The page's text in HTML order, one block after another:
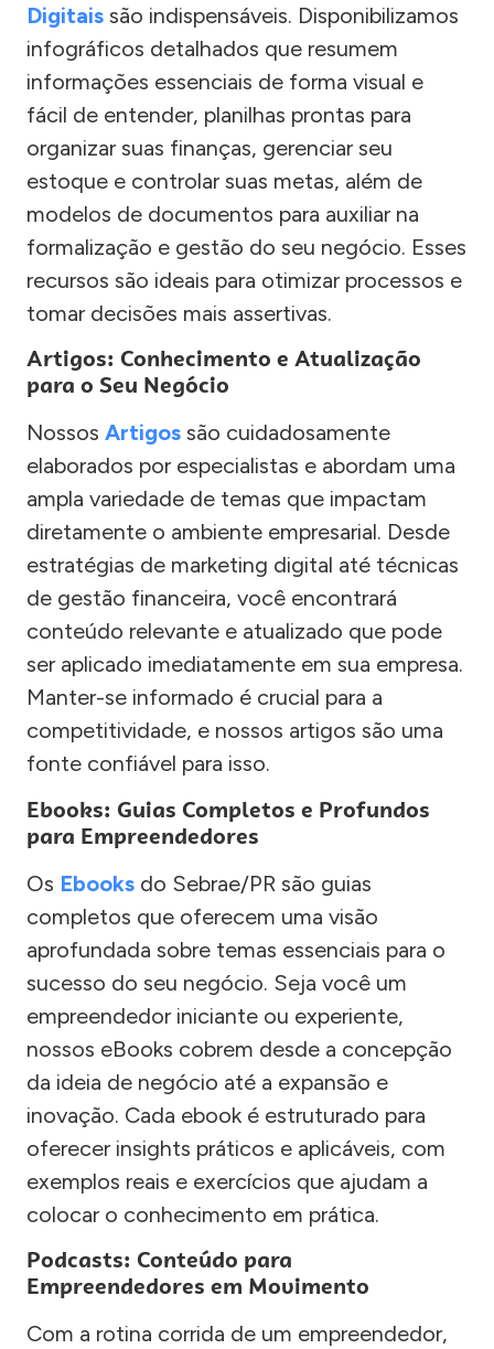
Digitais são indispensáveis. Disponibilizamos
infográficos detalhados que resumem
informações essenciais de forma visual e
fácil de entender, planilhas prontas para
organizar suas finanças, gerenciar seu
estoque e controlar suas metas, além de
modelos de documentos para auxiliar na
formalização e gestão do seu negócio. Esses
recursos são ideais para otimizar processos e
tomar decisões mais assertivas.
Artigos: Conhecimento e Atualização
para o Seu Negócio
Nossos Artigos são cuidadosamente
elaborados por especialistas e abordam uma
ampla variedade de temas que impactam
diretamente o ambiente empresarial. Desde
estratégias de marketing digital até técnicas
de gestão financeira, você encontrará
conteúdo relevante e atualizado que pode
ser aplicado imediatamente em sua empresa.
Manter-se informado é crucial para a
competitividade, e nossos artigos são uma
fonte confiável para isso.
Ebooks: Guias Completos e Profundos
para Empreendedores
Os Ebooks do Sebrae/PR são guias
completos que oferecem uma visão
aprofundada sobre temas essenciais para o
sucesso do seu negócio. Seja você um
empreendedor iniciante ou experiente,
nossos eBooks cobrem desde a concepção
da ideia de negócio até a expansão e
inovação. Cada ebook é estruturado para
oferecer insights práticos e aplicáveis, com
exemplos reais e exercícios que ajudam a
colocar o conhecimento em prática.
Podcasts: Conteúdo para
Empreendedores em Movimento
Com a rotina corrida de um empreendedor,